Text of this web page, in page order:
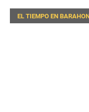
EL TIEMPO EN